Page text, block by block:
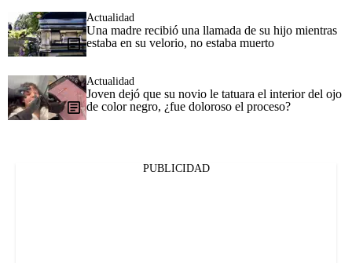
Actualidad
Una madre recibió una llamada de su hijo mientras
estaba en su velorio, no estaba muerto
Actualidad
Joven dejó que su novio le tatuara el interior del ojo
de color negro, ¿fue doloroso el proceso?
PUBLICIDAD